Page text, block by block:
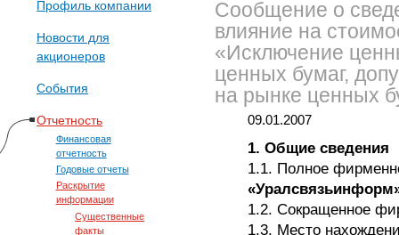
Профиль компании
Новости для
акционеров
События
Отчетность
Финансовая
отчетность
Годовые отчеты
Раскрытие
информации
Существенные
факты
Сообщение о
влияние на
«Исключение
ценных бумаг,
на рынке ценных
09.01.2007
1. Общие сведения
1.1. Полное
1.2. Сокращенное
1.3. Место